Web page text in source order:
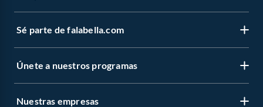
Sé parte de falabella.com
Únete a nuestros programas
Nuestras empresas